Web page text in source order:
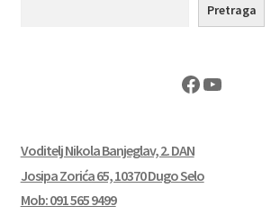
Pretraga
Facebook
YouTube
Voditelj Nikola Banjeglav, 2. DAN
Josipa Zorića 65, 10370 Dugo Selo
Mob: 091 565 9499